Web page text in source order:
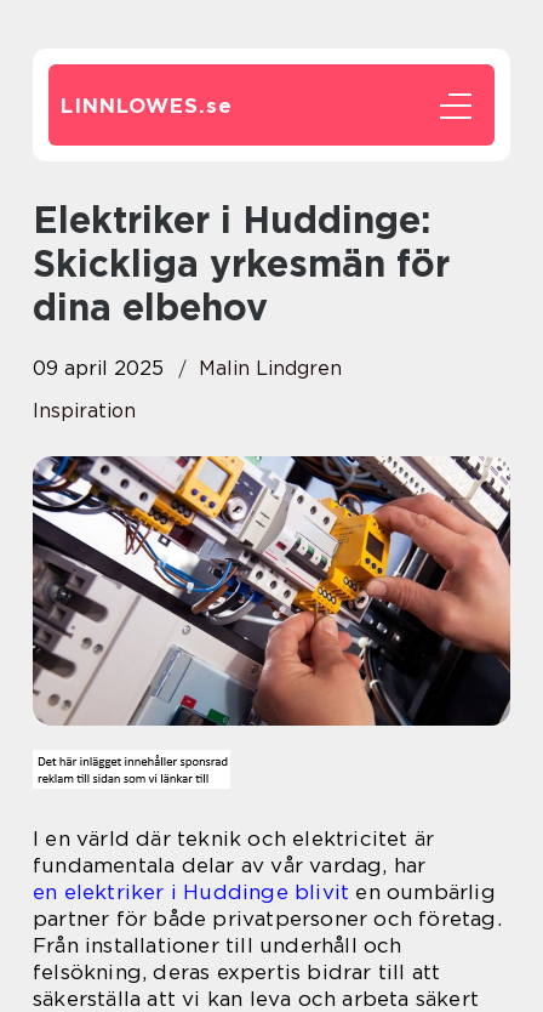
LINNLOWES.se
Elektriker i Huddinge:
Skickliga yrkesmän för
dina elbehov
09 april 2025
Malin Lindgren
Inspiration
I en värld där teknik och elektricitet är
fundamentala delar av vår vardag, har
en elektriker i Huddinge blivit en oumbärlig
partner för både privatpersoner och företag.
Från installationer till underhåll och
felsökning, deras expertis bidrar till att
säkerställa att vi kan leva och arbeta säkert